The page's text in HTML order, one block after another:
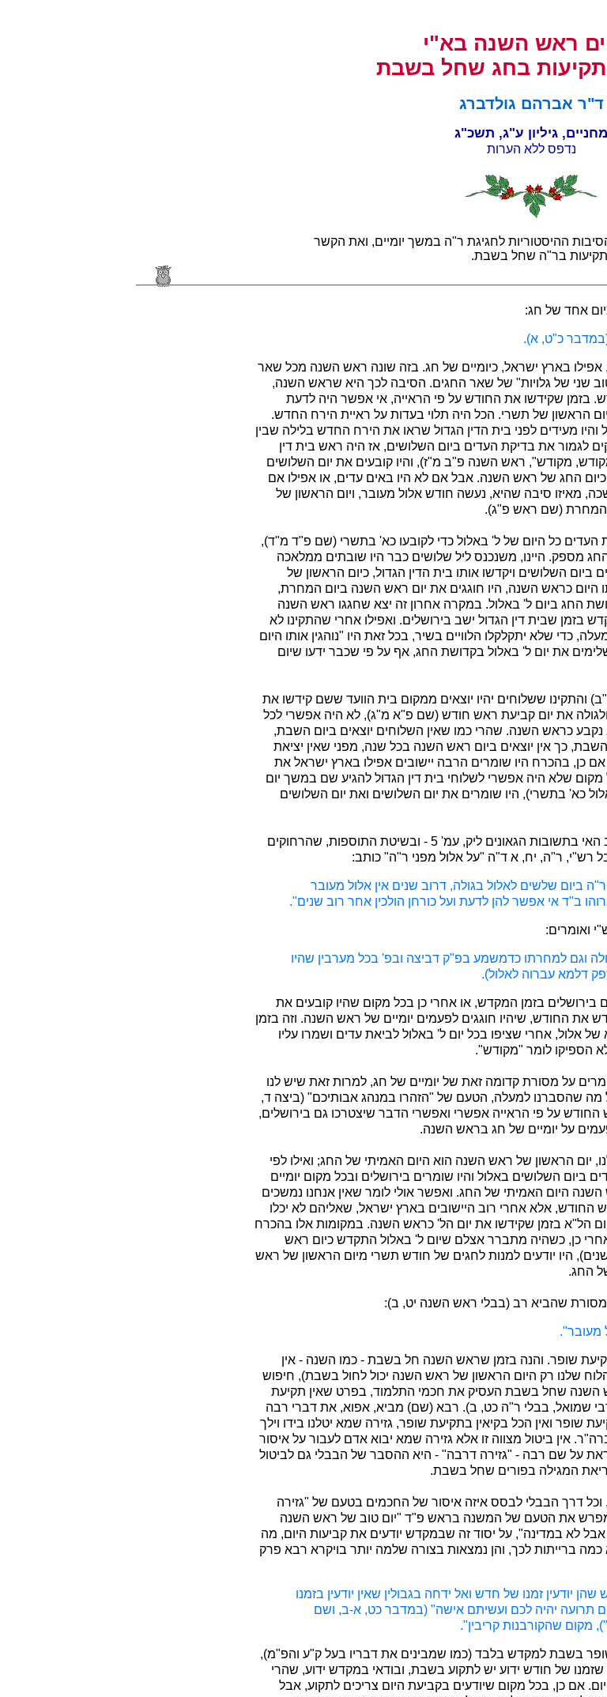
ראש השנה בא"י
בחג שחל בשבת
ד"ר אברהם גולדברג
מחניים, גיליון ע"ג, תשכ"ג
נדפס ללא הערות
ההיסטוריות לחגיגת ר"ה במשך יומיים, ואת הקשר
התקיעות בר"ה שחל בשבת.
אחד של חג:
כ"ט, א).
אפילו בארץ ישראל, כיומיים של חג. בזה שונה ראש השנה מכל שאר
שני של גלויות" של שאר החגים. הסיבה לכך היא שראש השנה,
בזמן שקידשו את החודש על פי הראייה, אי אפשר היה לדעת
הראשון של תשרי. הכל היה תלוי בעדות על ראיית הירח החדש.
מעידים לפני בית הדין הגדול שראו את הירח החדש בלילה שבין
לגמור את בדיקת העדים ביום השלושים, אז היה ראש בית דין
מקודש", ראש השנה פ"ב מ"ז), והיו קובעים את יום השלושים
כיום החג של ראש השנה. אבל אם לא היו באים עדים, או אפילו אם
מאיזו סיבה שהיא, נעשה חודש אלול מעובר, ויום הראשון של
המחרת (שם ראש פ"ג).
העדים כל היום של ל' באלול כדי לקובעו כא' בתשרי (שם פ"ד מ"ד),
מספק. היינו, משנכנס ליל שלושים כבר היו שובתים ממלאכה
ביום השלושים ויקדשו אותו בית הדין הגדול, כיום הראשון של
היום כראש השנה, היו חוגגים את יום ראש השנה ביום המחרת,
החג ביום ל' באלול. במקרה אחרון זה יצא שחגגו ראש השנה
בזמן שבית דין הגדול ישב בירושלים. ואפילו אחרי שהתקינו לא
כדי שלא יתקלקלו הלוויים בשיר, בכל זאת היו "נוהגין אותו היום
את יום ל' באלול בקדושת החג, אף על פי שכבר ידעו שיום
ששלוחים יהיו יוצאים ממקום בית הוועד ששם קידשו את
את יום קביעת ראש חודש (שם פ"א מ"ג), לא היה אפשרי לכל
נקבע כראש השנה. שהרי כמו שאין השלוחים יוצאים ביום השבת,
כך אין יוצאים ביום ראש השנה בכל שנה, מפני שאין יציאת
כן, בהכרח היו שומרים הרבה יישובים אפילו בארץ ישראל את
שלא היה אפשרי לשלוחי בית דין הגדול להגיע שם במשך יום
כא' בתשרי), היו שומרים את יום השלושים ואת יום השלושים
(אנחנו נוקטים בזה בשיטת הגאונים - רב האי בתשובות הגאונים ליק, עמ' 5 - ובשיטת התוספות, שהרחוקים
ר"ה, יח, א ד"ה "על אלול מפני ר"ה" כותב:
ר"ה ביום שלשים לאלול בגולה, דרוב שנים אין אלול מעובר
ב"ד אי אפשר להן לדעת ועל כורחן הולכין אחר רוב שנים".
ואומרים:
וגם למחרתו כדמשמע בפ"ק דביצה ובפ' בכל מערבין שהיו
דלמא עברוה לאלול).
בזמן המקדש, או אחרי כן בכל מקום שהיו קובעים את
את החודש, שיהיו חוגגים לפעמים יומיים של ראש השנה. וזה בזמן
אלול, אחרי שציפו בכל יום ל' באלול לביאת עדים ושמרו עליו
הספיקו לומר "מקודש".
על מסורת קדומה זאת של יומיים של חג, למרות זאת שיש לנו
מה שהסברנו למעלה, הטעם של "הזהרו במנהג אבותיכם" (ביצה ד,
החודש על פי הראייה אפשרי ואפשרי הדבר שיצטרכו גם בירושלים,
על יומיים של חג בראש השנה.
יום הראשון של ראש השנה הוא היום האמיתי של החג; ואילו לפי
ביום השלושים באלול והיו שומרים בירושלים ובכל מקום יומיים
היום האמיתי של החג. ואפשר אולי לומר שאין אנחנו נמשכים
החודש, אלא אחרי רוב היישובים בארץ ישראל, שאליהם לא יכלו
הל"א בזמן שקידשו את יום הל' כראש השנה. במקומות אלו בהכרח
כן, כשהיה מתברר אצלם שיום ל' באלול התקדש כיום ראש
היו יודעים למנות לחגים של חודש תשרי מיום הראשון של ראש
החג.
שהביא רב (בבלי ראש השנה יט, ב):
מעובר".
שופר. והנה בזמן שראש השנה חל בשבת - כמו השנה - אין
שלנו רק היום הראשון של ראש השנה יכול לחול בשבת), חיפוש
השנה שחל בשבת העסיק את חכמי התלמוד, בפרט שאין תקיעת
שמואל, בבלי ר"ה כט, ב). רבא (שם) מביא, אפוא, את דברי רבה
שופר ואין הכל בקיאין בתקיעת שופר, גזירה שמא יטלנו בידו וילך
אין ביטול מצווה זו אלא גזירה שמא יבוא אדם לעבור על איסור
על שם רבה - "גזירה דרבה" - היא ההסבר של הבבלי גם לביטול
המגילה בפורים שחל בשבת.
וכל דרך הבבלי לבסס איזה איסור של החכמים בטעם של "גזירה
מפרש את הטעם של המשנה בראש פ"ד "יום טוב של ראש השנה
לא במדינה", על יסוד זה שבמקדש יודעים את קביעות היום, מה
ברייתות לכך, והן נמצאות בצורה שלמה יותר בויקרא רבא פרק
יודעין זמנו של חדש ואל ידחה בגבולין שאין יודעין בזמנו
תרועה יהיה לכם ועשיתם אישה" (במדבר כט, א-ב, ושם
מקום שהקורבנות קריבין".
בשבת למקדש בלבד (כמו שמבינים את דבריו בעל ק"ע והפ"מ),
של חודש ידוע יש לתקוע בשבת, ובודאי במקדש ידוע, שהרי
אם כן, בכל מקום שיודעים בקביעת היום צריכים לתקוע, אבל